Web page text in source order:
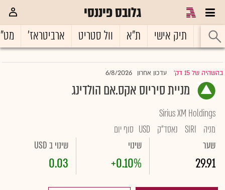
גלובס פיננסי
ראשי תיק אישי ת"א וול סטריט ארביטראז'
בהשהיה של 15 דק' |עדכון אחרון 6/8/2026
מניית סיריוס אקס.אם הולדינג
Sirius XM Holdings
מניה
SIRI נאסד"ק USD סוף יום
שער
29.91
שינוי
+0.10%
שינוי ב USD
0.03